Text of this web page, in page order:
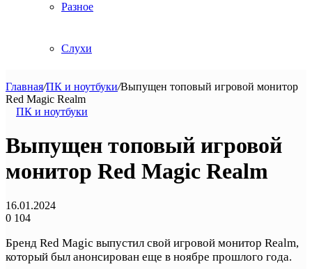
Разное
Слухи
Главная/ПК и ноутбуки/Выпущен топовый игровой монитор
Red Magic Realm
ПК и ноутбуки
Выпущен топовый игровой
монитор Red Magic Realm
16.01.2024
0 104
Бренд Red Magic выпустил свой игровой монитор Realm,
который был анонсирован еще в ноябре прошлого года.